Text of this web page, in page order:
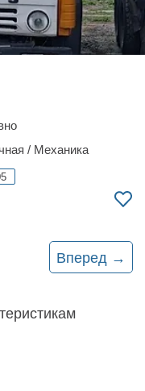
/ Механика
Вперед →